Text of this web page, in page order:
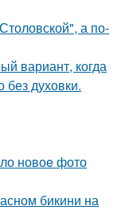
а по-
вариант, когда
без духовки.
новоe фото
бикини на